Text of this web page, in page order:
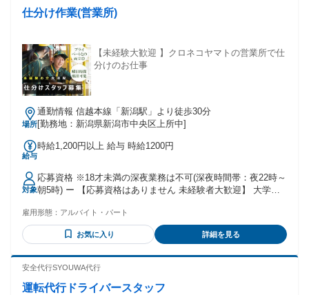
仕分け作業(営業所)
【未経験大歓迎 】クロネコヤマトの営業所で仕
分けのお仕事
場所
通勤情報 信越本線「新潟駅」より徒歩30分
[勤務地：新潟県新潟市中央区上所中]
給与
時給1,200円以上 給与 時給1200円
対象
応募資格 ※18才未満の深夜業務は不可(深夜時間帯：夜22時～
朝5時) ー 【応募資格はありません 未経験者大歓迎】 大学生 /
養範囲内 /Wワーク・副業も相談可能 (一部社内規定による) ◆
ハローワークでお仕事探し中の方にもおすすめ ◆中高年の方
も多数活躍しています。 【先輩スタッフさんの職歴例】 全く
た方 ・コンビニやスーパーなどの販売接客をされていた方 ・
力等の事務をされていた方 ・短期で倉庫内作業をされていた
雇用形態： アルバイト・パート
お気に入り 詳細を見る
安全代行SYOUWA代行
運転代行ドライバースタッフ